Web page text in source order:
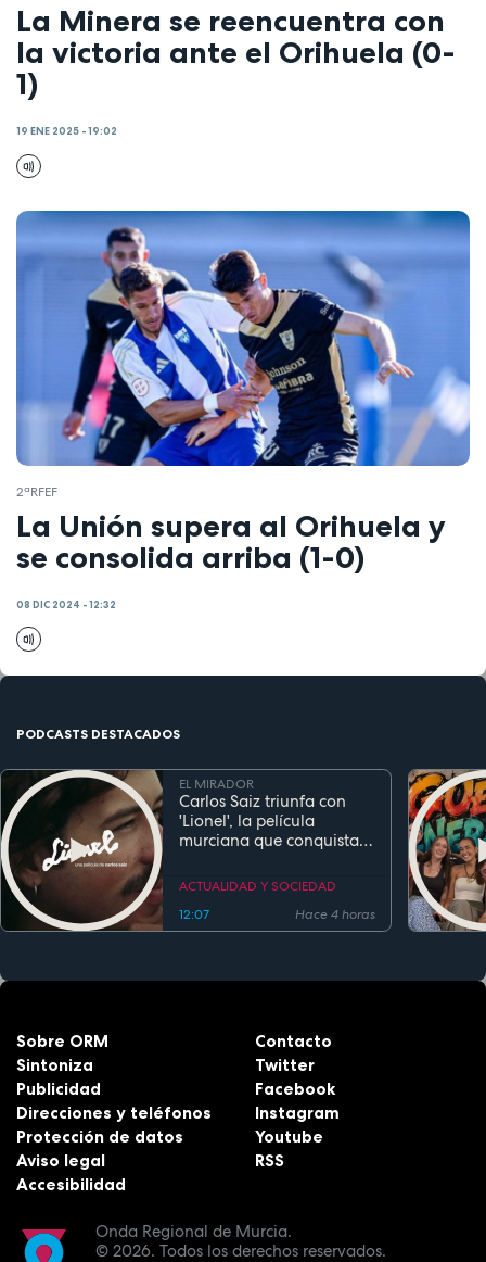
La Minera se reencuentra con
la victoria ante el Orihuela (0-
1)
19 ENE 2025 - 19:02
2ªRFEF
La Unión supera al Orihuela y
se consolida arriba (1-0)
08 DIC 2024 - 12:32
PODCASTS DESTACADOS
EL MIRADOR
Carlos Saiz triunfa con
'Lionel', la película
murciana que conquista
estreno
ACTUALIDAD Y SOCIEDAD
12:07
Hace 4 horas
Onda Regional de Murcia.
© 2026. Todos los derechos reservados.
Sobre ORM
Sintoniza
Publicidad
Direcciones y teléfonos
Protección de datos
Aviso legal
Accesibilidad
Contacto
Twitter
Facebook
Instagram
Youtube
RSS